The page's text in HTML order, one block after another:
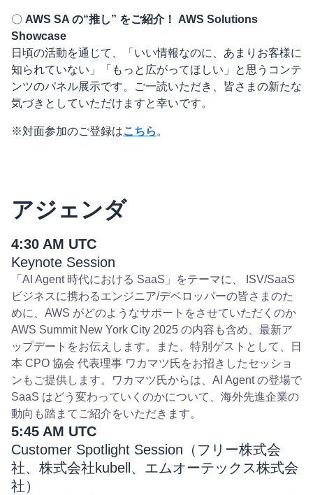
〇 AWS SA の“推し” をご紹介！ AWS Solutions
Showcase
日頃の活動を通じて、「いい情報なのに、あまりお客様に
知られていない」「もっと広がってほしい」と思うコンテ
ンツのパネル展示です。ご一読いただき、皆さまの新たな
気づきとしていただけますと幸いです。
※対面参加のご登録はこちら。
アジェンダ
4:30 AM UTC
Keynote Session
「AI Agent 時代における SaaS」をテーマに、 ISV/SaaS
ビジネスに携わるエンジニア/デベロッパーの皆さまのた
めに、AWS がどのようなサポートをさせていただくのか
AWS Summit New York City 2025 の内容も含め、最新ア
ップデートをお伝えします。また、特別ゲストとして、日
本 CPO 協会 代表理事 ワカマツ氏をお招きしたセッショ
ンもご提供します。ワカマツ氏からは、AI Agent の登場で
SaaS はどう変わっていくのかについて、海外先進企業の
動向も踏まてご紹介をいただきます。
5:45 AM UTC
Customer Spotlight Session（フリー株式会
社、株式会社kubell、エムオーテックス株式会
社）